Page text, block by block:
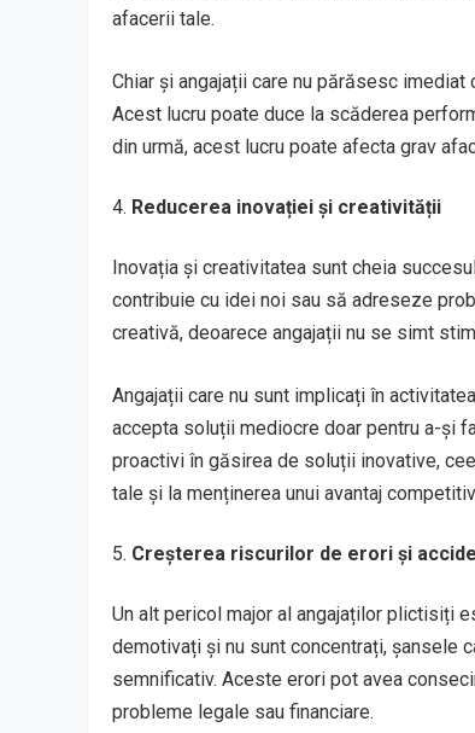
afacerii tale.
Chiar și angajații care nu părăsesc
Acest lucru poate duce la scăderea
din urmă, acest lucru poate afecta grav
Reducerea inovației și creativității
Inovația și creativitatea sunt cheia
contribuie cu idei noi sau să adreseze
creativă, deoarece angajații nu se simt
Angajații care nu sunt implicați în
accepta soluții mediocre doar pentru a-și
proactivi în găsirea de soluții inovative,
tale și la menținerea unui avantaj
Creșterea riscurilor de erori și
Un alt pericol major al angajaților plictisiți
demotivați și nu sunt concentrați, șansele
semnificativ. Aceste erori pot avea
probleme legale sau financiare.